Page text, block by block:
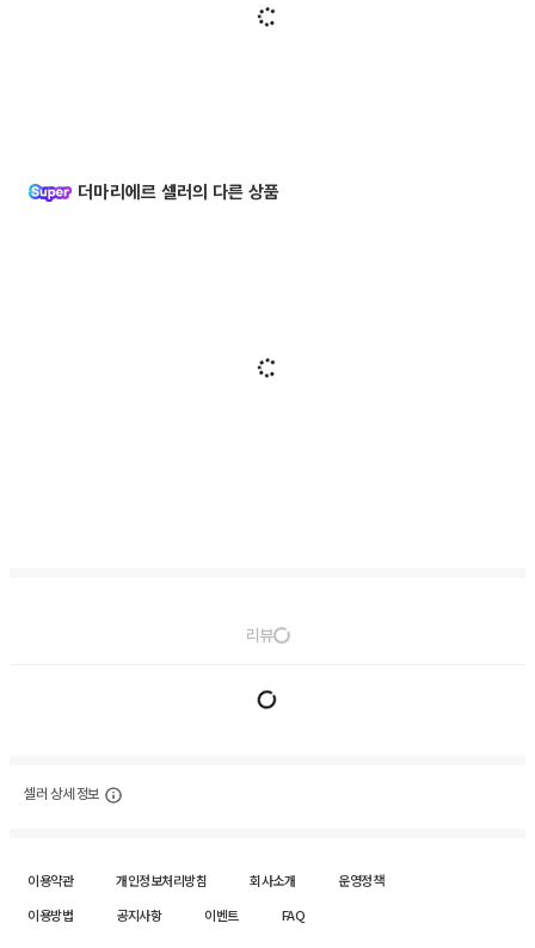
더마리에르 셀러의 다른 상품
리뷰
셀러 상세 정보
이용약관 개인정보처리방침 회사소개
운영정책
이용방법
공지사항 이벤트 FAQ